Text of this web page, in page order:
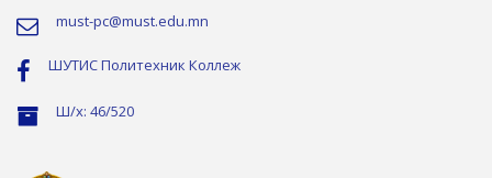
must-pc@must.edu.mn
ШУТИС Политехник Коллеж
Ш/х: 46/520